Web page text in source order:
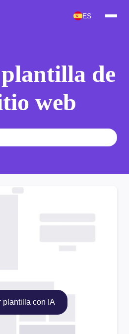
ES
de
web
plantilla con IA